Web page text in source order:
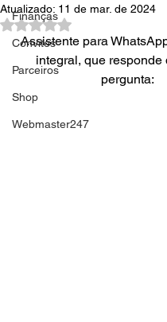
Finanças
Convites
Parceiros
Shop
Webmaster247
Atualizado: 11 de mar. de 2024
Avaliado com NaN de 5
Assistente para
integral, que responde
pergunta: